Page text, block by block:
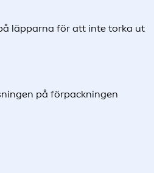
läpparna för att inte torka ut
på förpackningen